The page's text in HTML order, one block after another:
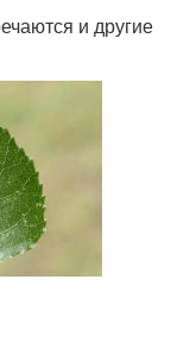
и другие